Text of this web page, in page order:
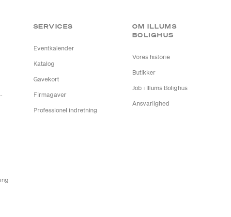
SERVICES
Eventkalender
Katalog
Gavekort
Firmagaver
Professionel indretning
OM ILLUMS
BOLIGHUS
Vores historie
Butikker
Job i Illums Bolighus
Ansvarlighed